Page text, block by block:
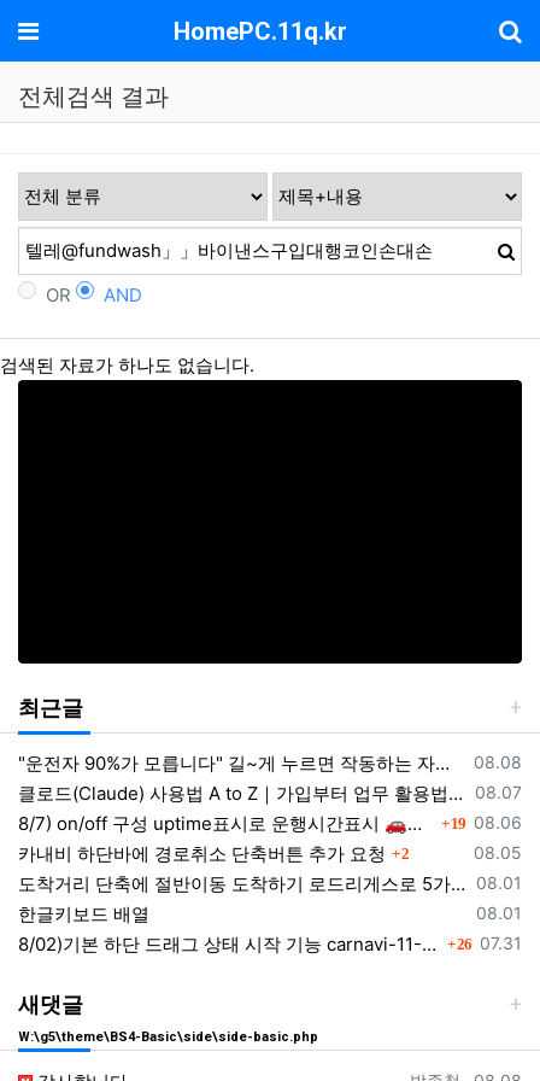
메뉴 HomePC.11q.kr
전체검색 결과
OR AND
검색된 자료가 하나도 없습니다.
최근글
등록일
08.08
"운전자 90%가 모릅니다" 길~게 누르면 작동하는 자동차 숨겨진 꿀기능
등록일
08.07
클로드(Claude) 사용법 A to Z｜가입부터 업무 활용법 VSCODE 연결 까지
등록일
08.06
8/7) on/off 구성 uptime표시로 운행시간표시 🚗최근목적지 바로가기 및 ⛔이전화면이동과 260807 댓글
19
등록일
08.05
카내비 하단바에 경로취소 단축버튼 추가 요청 댓글
2
등록일
08.01
도착거리 단축에 절반이동 도착하기 로드리게스로 5가지를 한 번에 배우세요
등록일
08.01
한글키보드 배열
등록일
07.31
8/02)기본 하단 드래그 상태 시작 기능 carnavi-11-6-0-3944_cargps_260802.apk 댓글
26
새댓글
W:\g5\theme\BS4-Basic\side\side-basic.php